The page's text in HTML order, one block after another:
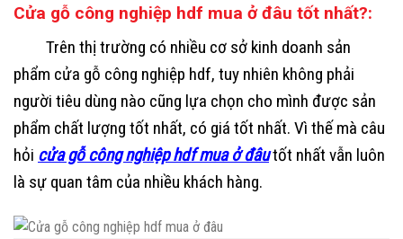
Cửa gỗ công nghiệp hdf mua ở đâu tốt nhất?:
Trên thị trường có nhiều cơ sở kinh doanh sản
phẩm cửa gỗ công nghiệp hdf, tuy nhiên không phải
người tiêu dùng nào cũng lựa chọn cho mình được sản
phẩm chất lượng tốt nhất, có giá tốt nhất. Vì thế mà câu
hỏi cửa gỗ công nghiệp hdf mua ở đâutốt nhất vẫn luôn
là sự quan tâm của nhiều khách hàng.